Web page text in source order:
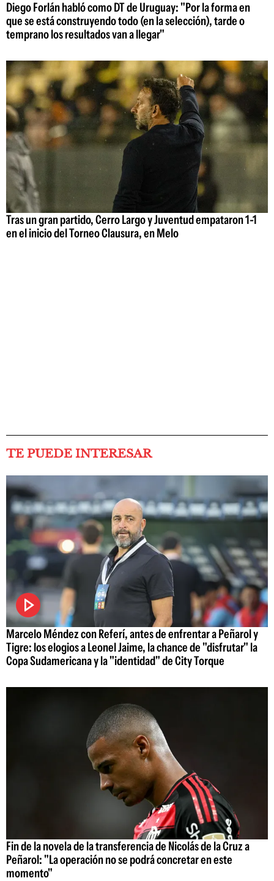
Diego Forlán habló como DT de Uruguay: "Por la forma en
que se está construyendo todo (en la selección), tarde o
temprano los resultados van a llegar"
Tras un gran partido, Cerro Largo y Juventud empataron 1-1
en el inicio del Torneo Clausura, en Melo
TE PUEDE INTERESAR
Marcelo Méndez con Referí, antes de enfrentar a Peñarol y
Tigre: los elogios a Leonel Jaime, la chance de "disfrutar" la
Copa Sudamericana y la "identidad" de City Torque
Fin de la novela de la transferencia de Nicolás de la Cruz a
Peñarol: "La operación no se podrá concretar en este
momento"